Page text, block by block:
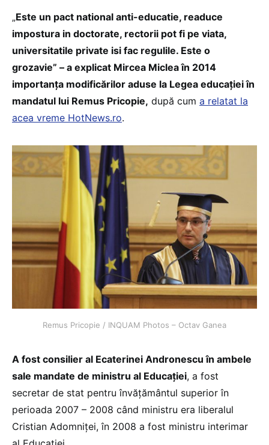
„Este un pact national anti-educatie, readuce
impostura in doctorate, rectorii pot fi pe viata,
universitatile private isi fac regulile. Este o
grozavie” – a explicat Mircea Miclea în 2014
importanța modificărilor aduse la Legea educației în
mandatul lui Remus Pricopie, după cum a relatat la
acea vreme HotNews.ro.
Remus Pricopie / INQUAM Photos – Octav Ganea
A fost consilier al Ecaterinei Andronescu în ambele
sale mandate de ministru al Educației, a fost
secretar de stat pentru învățământul superior în
perioada 2007 – 2008 când ministru era liberalul
Cristian Adomniței, în 2008 a fost ministru interimar